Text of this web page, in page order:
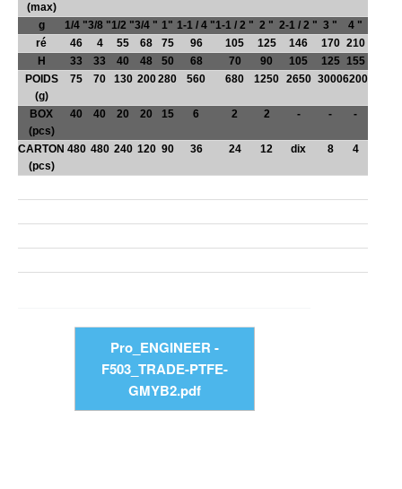
(max)
g 1/4 "3/8 "1/2 "3/4 " 1" 1-1 / 4 "1-1 / 2 " 2 " 2-1 / 2 " 3 "
4 "
ré
46 4 55 68 75 96 105 125 146 170 210
H
33 33 40 48 50 68 70 90 105 125 155
POIDS
(g)
75 70 130 200280 560 680 1250 2650 30006200
BOX
(pcs)
40 40 20 20 15 6 2 2 - - -
CARTON
(pcs)
480 480 240 120 90 36 24 12 dix 8 4
Pro_ENGINEER -
F503_TRADE-PTFE-
GMYB2.pdf